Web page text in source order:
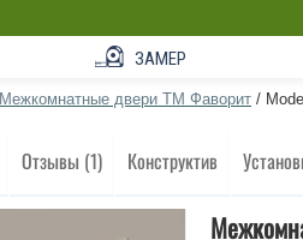
ЗАМЕР
Межкомнатные двери ТМ Фаворит /
Отзывы (1) Конструктив